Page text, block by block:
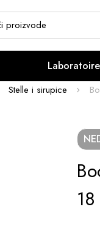
Stelle i sirupice
18